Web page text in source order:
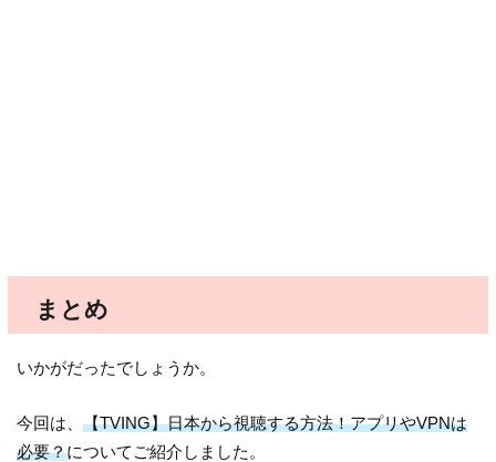
まとめ
いかがだったでしょうか。
今回は、【TVING】日本から視聴する方法！アプリやVPNは
必要？についてご紹介しました。